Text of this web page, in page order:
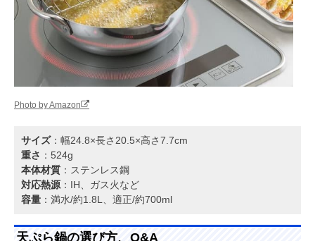
Photo by Amazon
サイズ：幅24.8×長さ20.5×高さ7.7cm
重さ ：524g
本体材質 ：ステンレス鋼
対応熱源 ：IH、ガス火など
容量 ：満水/約1.8L、適正/約700ml
天ぷら鍋の選び方、Q&A